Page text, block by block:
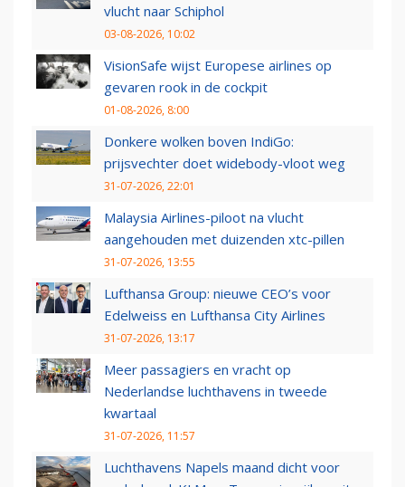
vlucht naar Schiphol
03-08-2026, 10:02
VisionSafe wijst Europese airlines op
gevaren rook in de cockpit
01-08-2026, 8:00
Donkere wolken boven IndiGo:
prijsvechter doet widebody-vloot weg
31-07-2026, 22:01
Malaysia Airlines-piloot na vlucht
aangehouden met duizenden xtc-pillen
31-07-2026, 13:55
Lufthansa Group: nieuwe CEO’s voor
Edelweiss en Lufthansa City Airlines
31-07-2026, 13:17
Meer passagiers en vracht op
Nederlandse luchthavens in tweede
kwartaal
31-07-2026, 11:57
Luchthavens Napels maand dicht voor